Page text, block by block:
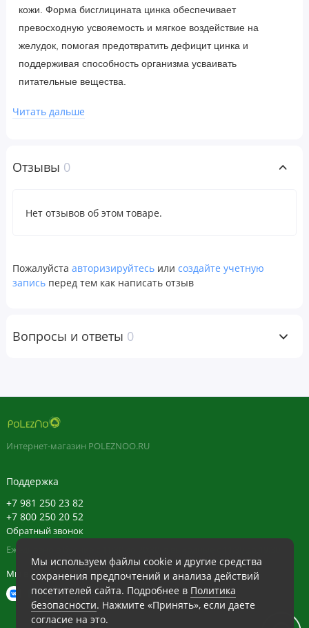
кожи. Форма бисглицината цинка обеспечивает
превосходную усвояемость и мягкое воздействие на
желудок, помогая предотвратить дефицит цинка и
поддерживая способность организма усваивать
питательные вещества.
Печать ISURA® — это ваша гарантия того, что этот продукт
загрязняющих веществ. Строгое тестирование ISURA
вам уверенность в том, что чистота продукта подтверждена
Isura :
Масс-спектрометрия: продукт прошел лабораторные
Рекомендации по применению
1 капсула в день во время еды или в соответствии с
Ингредиенты
Рисовая мука, вегетарианская капсула (углеводная камедь
[целлюлоза], очищенная вода), стеарат магния
(растительного происхождения), диоксид кремния,
Не содержит искусственных красителей, консервантов,
подсластителей, молочных продуктов, сахара, пшеницы,
глютена, дрожжей, сои, кукурузы, яиц, рыба, моллюсков,
Читать дальше
Отзывы 0
Нет отзывов об этом товаре.
Пожалуйста авторизируйтесь или создайте учетную
запись перед тем как написать отзыв
Вопросы и ответы 0
Мы используем файлы cookie и другие средства
сохранения предпочтений и анализа действий
посетителей сайта. Подробнее в Политика
безопасности. Нажмите «Принять», если даете
согласие на это.
Интернет-магазин POLEZNOO.RU
Поддержка
+7 981 250 23 82
+7 800 250 20 52
Обратный звонок
Ежедневно в будние с 11:30 до 20:30, в выходные с 11:30 до 19:30
Мы в сети